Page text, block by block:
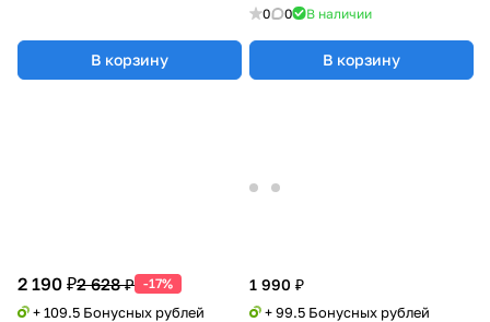
В корзину
0 0 В наличии
В корзину
2 190 ₽2 628 ₽ -17%
+ 109.5 Бонусных рублей
1 990 ₽
+ 99.5 Бонусных рублей